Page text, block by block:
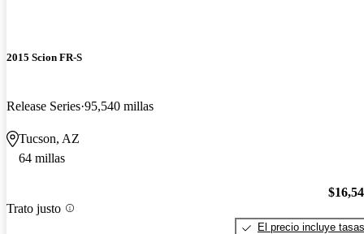
2015 Scion FR-S
Release Series 95,540 millas
Tucson, AZ
64 millas
Trato justo
El precio incluye tasas